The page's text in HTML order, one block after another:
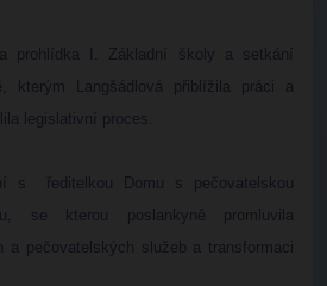
prohlídka I. Základní školy a setkání
kterým Langšádlová přiblížila práci a
legislativní proces.
s ředitelkou Domu s pečovatelskou
se kterou poslankyně promluvila
a pečovatelských služeb a transformaci